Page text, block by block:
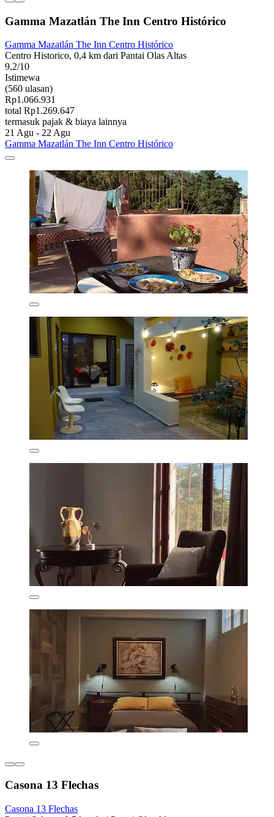
Gamma Mazatlán The Inn Centro Histórico
Gamma Mazatlán The Inn Centro Histórico
Centro Historico, 0,4 km dari Pantai Olas Altas
9,2/10
Istimewa
(560 ulasan)
Rp1.066.931
total Rp1.269.647
termasuk pajak & biaya lainnya
21 Agu - 22 Agu
Gamma Mazatlán The Inn Centro Histórico
Casona 13 Flechas
Casona 13 Flechas